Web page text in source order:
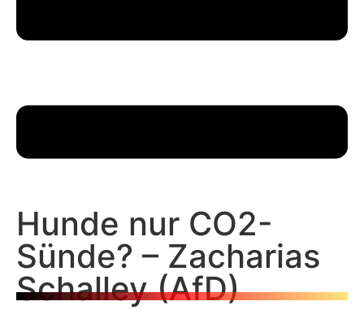
Hunde nur CO2-
Sünde? – Zacharias
Schalley (AfD)